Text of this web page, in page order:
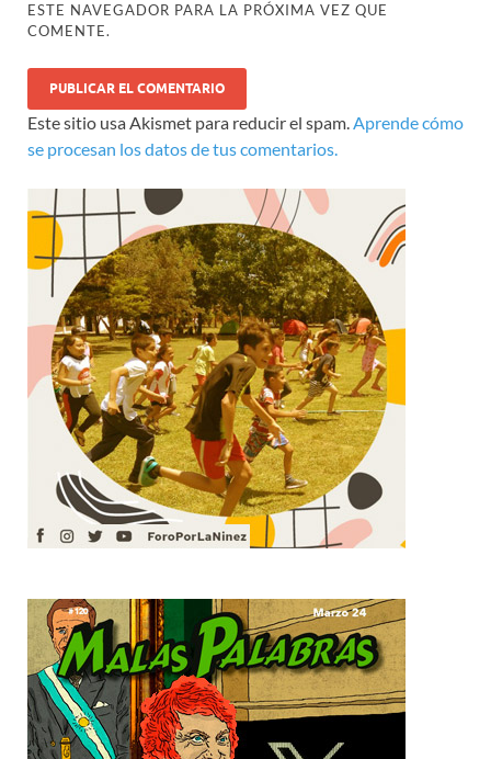
ESTE NAVEGADOR PARA LA PRÓXIMA VEZ QUE
COMENTE.
Este sitio usa Akismet para reducir el spam.Aprende cómo
se procesan los datos de tus comentarios.